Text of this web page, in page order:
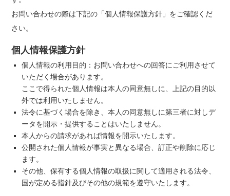
お問い合わせの際は下記の「個人情報保護方針」をご確認くだ
さい。
個人情報保護方針
個人情報の利用目的：お問い合わせへの回答にご利用させて
いただく場合があります。
ここで得られた個人情報は本人の同意無しに、上記の目的以
外では利用いたしません。
法令に基づく場合を除き、本人の同意無しに第三者に対しデ
ータを開示・提供することはいたしません。
本人からの請求があれば情報を開示いたします。
公開された個人情報が事実と異なる場合、訂正や削除に応じ
ます。
その他、保有する個人情報の取扱に関して適用される法令、
国が定める指針及びその他の規範を遵守いたします。